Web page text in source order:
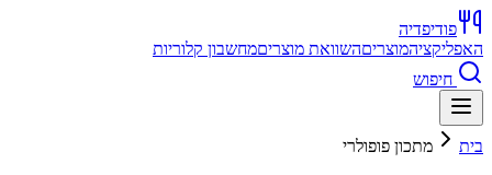
פודיפדיה
האפליקציהמוצריםהשוואת מוצריםמחשבון קלוריות
חיפוש
בית מתכון פופולרי